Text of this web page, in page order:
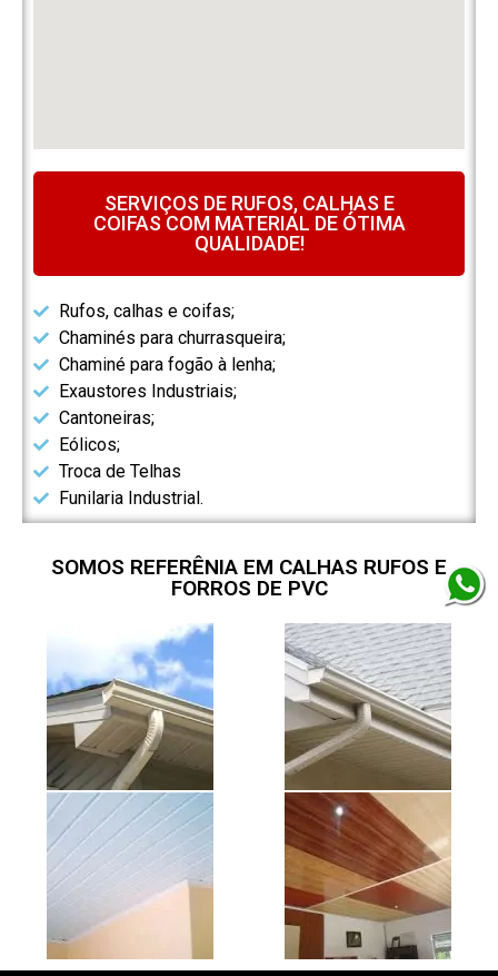
SERVIÇOS DE RUFOS, CALHAS E
COIFAS COM MATERIAL DE ÓTIMA
QUALIDADE!
Rufos, calhas e coifas;
Chaminés para churrasqueira;
Chaminé para fogão à lenha;
Exaustores Industriais;
Cantoneiras;
Eólicos;
Troca de Telhas
Funilaria Industrial.
SOMOS REFERÊNIA EM CALHAS RUFOS E
FORROS DE PVC